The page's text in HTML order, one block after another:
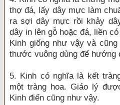
thợ đá, lấy dây mực làm
ra sợi dây mực rồi khảy
dây in lên gỗ hoặc đá, liền
Kinh giống như vậy và
thước vuông dùng để hướng
5. Kinh có nghĩa là kết
một tràng hoa. Giáo lý
Kinh điển cũng như vậy.